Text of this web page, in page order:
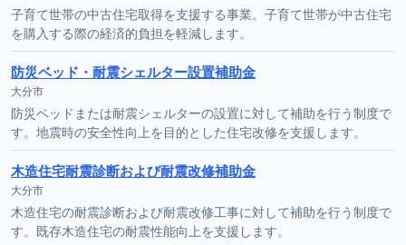
子育て世帯の中古住宅取得を支援する事業。子育て世帯が中古住宅
を購入する際の経済的負担を軽減します。
防災ベッド・耐震シェルター設置補助金
大分市
防災ベッドまたは耐震シェルターの設置に対して補助を行う制度で
す。地震時の安全性向上を目的とした住宅改修を支援します。
木造住宅耐震診断および耐震改修補助金
大分市
木造住宅の耐震診断および耐震改修工事に対して補助を行う制度で
す。既存木造住宅の耐震性能向上を支援します。